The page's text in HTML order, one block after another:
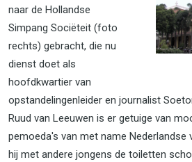
naar de Hollandse
Simpang Sociëteit (foto
rechts) gebracht, die nu
dienst doet als
hoofdkwartier van
opstandelingenleider en journalist
Ruud van Leeuwen is er getuige van
pemoeda's van met name Nederlandse
hij met andere jongens de toiletten